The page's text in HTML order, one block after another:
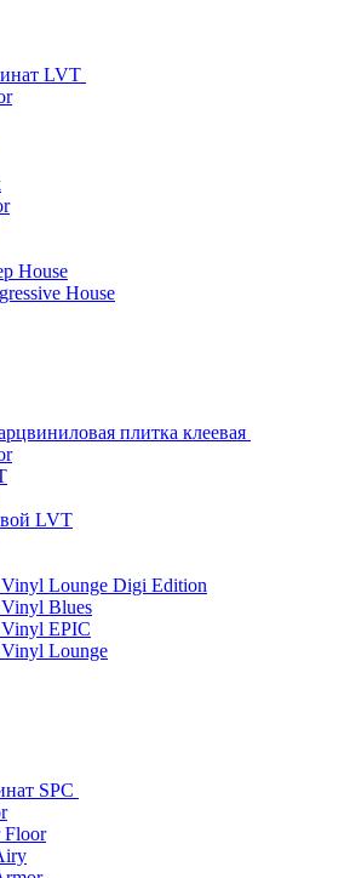
LVT
House
House
плитка клеевая
LVT
Lounge Digi Edition
Blues
EPIC
Lounge
SPC
Floor